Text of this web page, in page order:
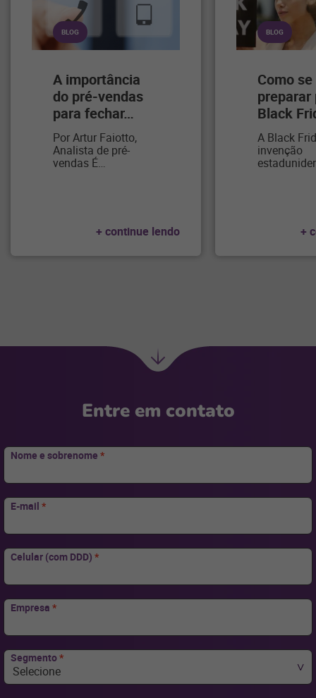
BLOG
A importância
do pré-vendas
para fechar…
Por Artur Faiotto,
Analista de pré-
vendas É…
+ continue lendo
BLOG
Como se
preparar
Black
A Black
invenção
+
Ir
Entre em contato
Nome e sobrenome *
E-mail *
Celular (com DDD) *
Empresa *
Segmento*
Selecione